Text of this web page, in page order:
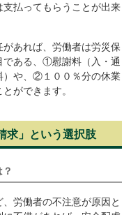
払ってもらうことが出来
あれば、労働者は労災保
である、①慰謝料（入・通
）や、②１００％分の休業
ができます。
求」という選択肢
労働者の不注意が原因と